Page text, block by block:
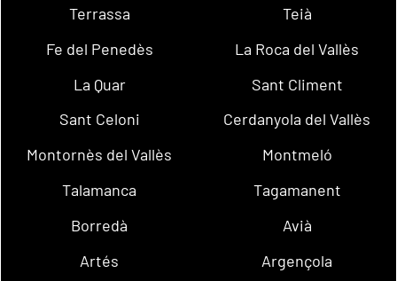
Terrassa
Teià
Fe del Penedès
La Roca del Vallès
La Quar
Sant Climent
Sant Celoni
Cerdanyola del Vallès
Montornès del Vallès
Montmeló
Talamanca
Tagamanent
Borredà
Avià
Artés
Argençola